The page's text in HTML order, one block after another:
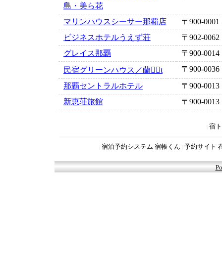
島・美ら花
マリンハウスシーサー那覇店
〒900-0001
ビジネスホテルうえず荘
〒902-0062
グレイス那覇
〒900-0014
民宿グリーンハウス／蘭t
〒900-0036
那覇セントラルホテル
〒900-0013
新恵荘旅館
〒900-0013
宿
宿泊予約システム 宿帳くん 予約サイト